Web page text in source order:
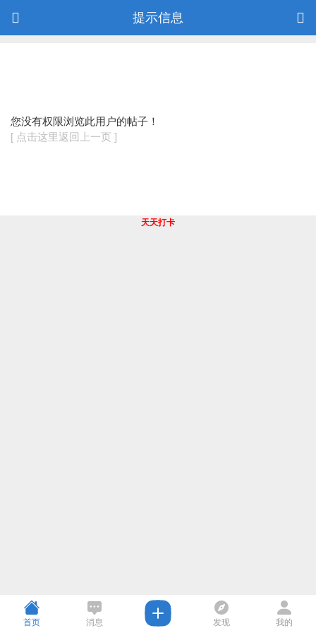
提示信息
您没有权限浏览此用户的帖子！
[ 点击这里返回上一页 ]
天天打卡
首页 消息 发现 我的